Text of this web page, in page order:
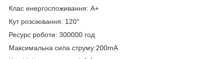
Клас енергоспоживання: А+
Кут розсіювання: 120°
Ресурс роботи: 300000 год
Максимальна сила струму:200mA